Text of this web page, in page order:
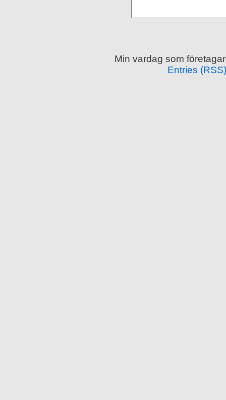
Min vardag som
Entries (RSS)